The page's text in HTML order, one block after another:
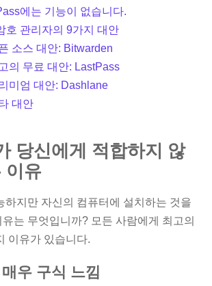
에는 기능이 없습니다.
호 관리자의 9가지 대안
소스 대안: Bitwarden
의 무료 대안: LastPass
미엄 대안: Dashlane
대안
당신에게 적합하지 않
이유
하지만 자신의 컴퓨터에 설치하는 것을
는 무엇입니까? 모든 사람에게 최고의
이유가 있습니다.
우 구식 느낌